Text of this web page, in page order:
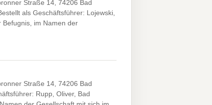
Straße 14, 74206 Bad
als Geschäftsführer: Lojewski,
Befugnis, im Namen der
Straße 14, 74206 Bad
Rupp, Oliver, Bad